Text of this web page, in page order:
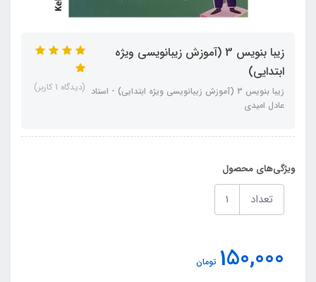
زیبا بنویس 3 (آموزش زیبانویسی ویژه
ابتدایی)
زیبا بنویس 3 (آموزش زیبانویسی ویژه ابتدایی) - استاد
عادل امیدی
(دیدگاه 1 کاربر)
ویژگی‌های محصول
تعداد
150,000 تومان